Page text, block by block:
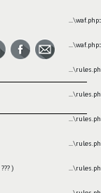
...\waf.php:
...\waf.php:
??? )